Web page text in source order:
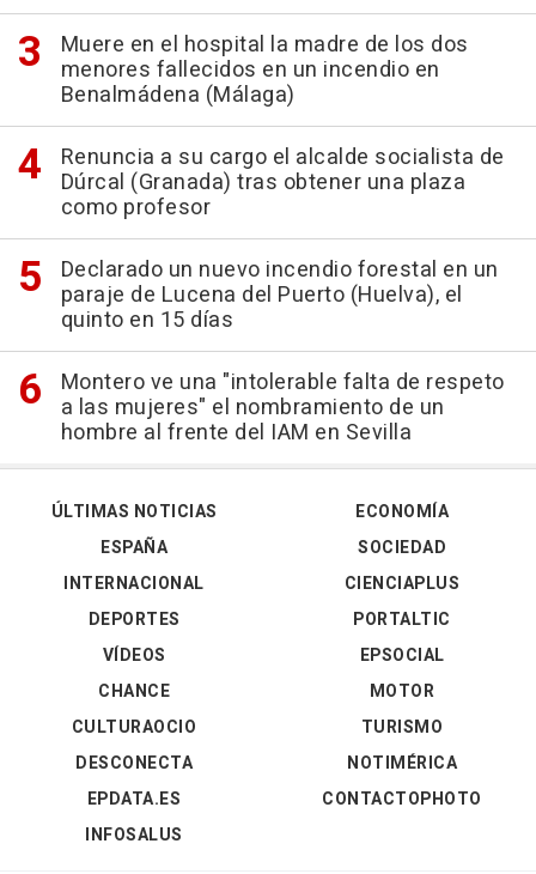
Muere en el hospital la madre de los dos
menores fallecidos en un incendio en
Benalmádena (Málaga)
Renuncia a su cargo el alcalde socialista de
Dúrcal (Granada) tras obtener una plaza
como profesor
Declarado un nuevo incendio forestal en un
paraje de Lucena del Puerto (Huelva), el
quinto en 15 días
Montero ve una "intolerable falta de respeto
a las mujeres" el nombramiento de un
hombre al frente del IAM en Sevilla
ÚLTIMAS NOTICIAS
ESPAÑA
INTERNACIONAL
DEPORTES
VÍDEOS
ECONOMÍA
SOCIEDAD
CIENCIAPLUS
PORTALTIC
EPSOCIAL
CHANCE
CULTURAOCIO
DESCONECTA
EPDATA.ES
INFOSALUS
MOTOR
TURISMO
NOTIMÉRICA
CONTACTOPHOTO